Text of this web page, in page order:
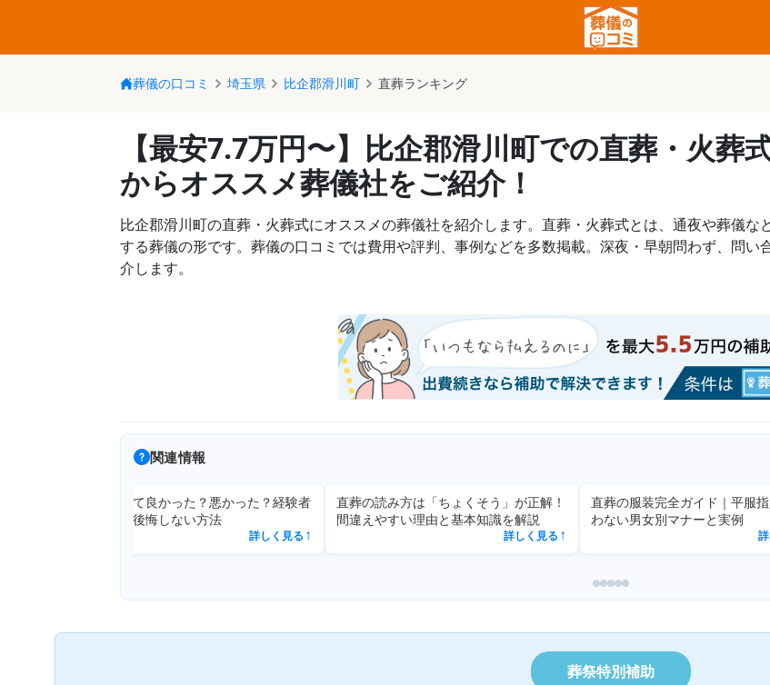
葬儀の口コミ 埼玉県 比企郡滑川町 直葬ランキング
【最安7.7万円〜】比企郡滑川町での直葬・火葬
からオススメ葬儀社をご紹介！
比企郡滑川町の直葬・火葬式にオススメの葬儀社を紹介します。直葬・火葬式とは、通夜や葬儀な
する葬儀の形です。葬儀の口コミでは費用や評判、事例などを多数掲載。深夜・早朝問わず、問
介します。
関連情報
直葬にして良かった？悪かった？経験者
の本音と後悔しない方法
詳しく見る↗
直葬の読み方は「ちょくそう」が正解！
間違えやすい理由と基本知識を解説
詳しく見る↗
直葬の服装完全ガイド｜平服
わない男女別マナーと実例
葬祭特別補助